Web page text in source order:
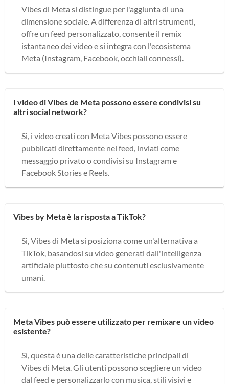
Vibes di Meta si distingue per l'aggiunta di una
dimensione sociale. A differenza di altri strumenti,
offre un feed personalizzato, consente il remix
istantaneo dei video e si integra con l'ecosistema
Meta (Instagram, Facebook, occhiali connessi).
I video di Vibes de Meta possono essere condivisi su
altri social network?
Sì, i video creati con Meta Vibes possono essere
pubblicati direttamente nel feed, inviati come
messaggio privato o condivisi su Instagram e
Facebook Stories e Reels.
Vibes by Meta è la risposta a TikTok?
Sì, Vibes di Meta si posiziona come un'alternativa a
TikTok, basandosi su video generati dall'intelligenza
artificiale piuttosto che su contenuti esclusivamente
umani.
Meta Vibes può essere utilizzato per remixare un video
esistente?
Sì, questa è una delle caratteristiche principali di
Vibes di Meta. Gli utenti possono scegliere un video
dal feed e personalizzarlo con musica, stili visivi e